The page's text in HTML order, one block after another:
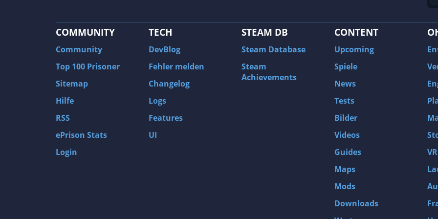
COMMUNITY
Community
Top 100 Prisoner
Sitemap
Hilfe
RSS
ePrison Stats
Login
TECH
DevBlog
Fehler melden
Changelog
Logs
Features
UI
STEAM DB
Steam Database
Steam
Achievements
CONTENT
Upcoming
Spiele
News
Tests
Bilder
Videos
Guides
Maps
Mods
Downloads
VR